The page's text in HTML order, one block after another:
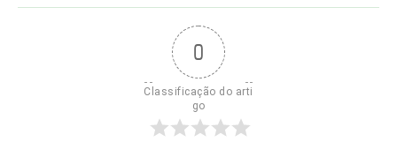
0
Classificação do arti
go